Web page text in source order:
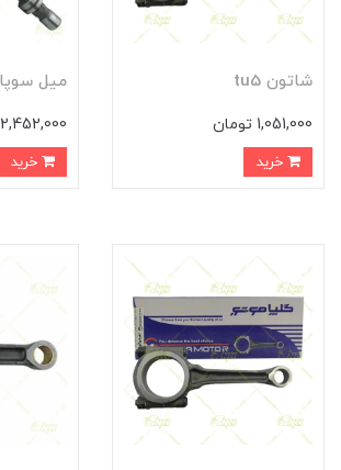
شاتون tu5
1,051,000 تومان
میل
2,452,000 تومان